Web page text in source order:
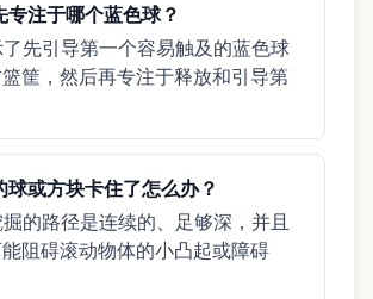
专注于哪个蓝色球？
先引导第一个容易触及的蓝色球
筐，然后再专注于释放和引导第
球或方块卡住了怎么办？
的路径是连续的、足够深，并且
阻碍滚动物体的小凸起或障碍